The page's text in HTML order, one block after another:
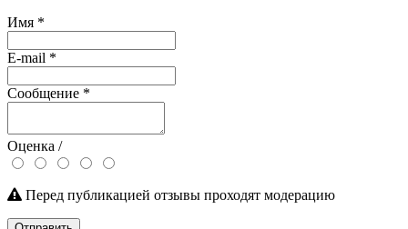
Имя *
E-mail *
Сообщение *
Оценка /
Перед публикацией отзывы проходят модерацию